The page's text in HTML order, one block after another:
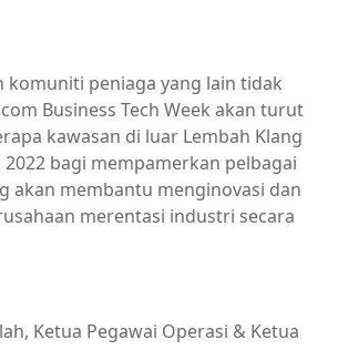
komuniti peniaga yang lain tidak
Business Tech Week akan turut
kawasan di luar Lembah Klang
bagi mempamerkan pelbagai
akan membantu menginovasi dan
merentasi industri secara
Ketua Pegawai Operasi & Ketua